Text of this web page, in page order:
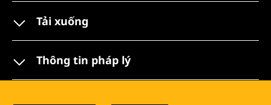
Tải xuống
Thông tin pháp lý